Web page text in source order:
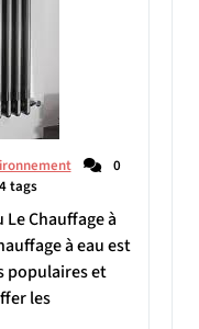
0
tags
Chauffage à
à eau est
populaires et
les